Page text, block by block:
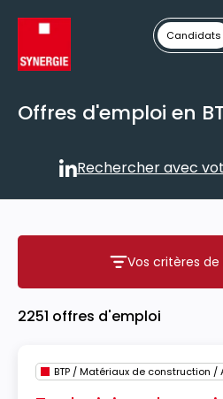
Candidats
Offres d'emploi en
Rechercher avec
Vos critères
2251 offres d'emploi